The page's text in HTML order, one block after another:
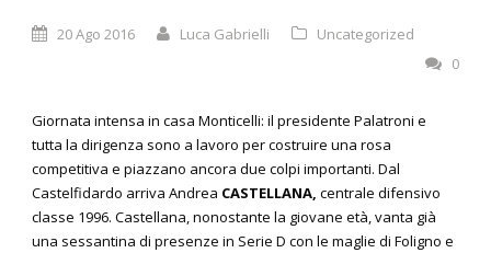
20 Ago 2016 Luca Gabrielli
Uncategorized
0
Giornata intensa in casa Monticelli: il presidente Palatroni e
tutta la dirigenza sono a lavoro per costruire una rosa
competitiva e piazzano ancora due colpi importanti. Dal
Castelfidardo arriva Andrea CASTELLANA, centrale difensivo
classe 1996. Castellana, nonostante la giovane età, vanta già
una sessantina di presenze in Serie D con le maglie di Foligno e